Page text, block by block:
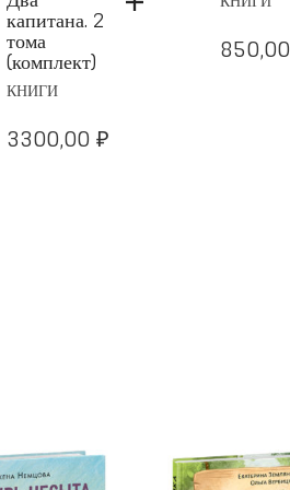
капитана. 2
тома
(комплект)
КНИГИ
3300,00₽
850,00